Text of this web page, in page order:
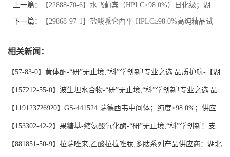
上一篇： 【22888-70-6】水飞蓟宾（HPLC≥98.0%）日化级；湖
北研科时代科技-“研”无止境;“科”学创新！检测图谱；MSDS等技
下一篇： 【29868-97-1】盐酸哌仑西平-HPLC≥98.0%高纯精品试
MSDS等技术支持
相关新闻：
【57-83-0】黄体酮-“研”无止境;“科”学创新!专业之选 品质护航-【湖
北研科时代】支持三方验证；支持定制；检测图谱；MSDS等技术支
持！
【157212-55-0】波生坦水合物-“研”无止境;“科”学创新!专业之选 品
质护航-【湖北研科时代】支持三方验证；支持定制；检测图谱；
MSDS等技术支持！
【1191237?69?0】GS-441524 瑞德西韦中间体；纯度≥98.0%；供应
商品牌:【湖北研科时代科技】-“研”无止境;“科”学创新！支持三方验
证；支持定制；检测图谱；MSDS等技术支持！-业务咨询联系-王菲
【153302-42-2】果糖基-缩氨酸氧化酶-“研”无止境;“科”学创新！支
持三方验证；支持定制；MSDS等技术支持！
【881851-50-9】拉瑞唑来;乙酸拉拉唑肽;多肽系列产品供应商：湖北